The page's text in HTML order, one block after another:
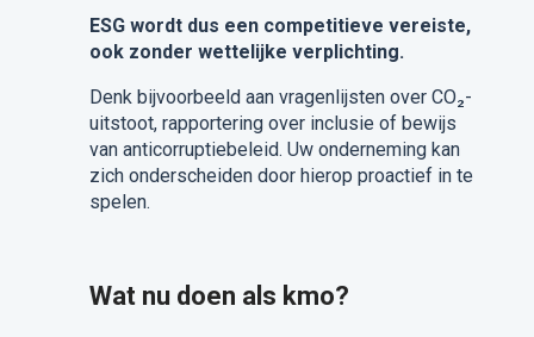
ESG wordt dus een competitieve vereiste,
ook zonder wettelijke verplichting.
Denk bijvoorbeeld aan vragenlijsten over CO₂-
uitstoot, rapportering over inclusie of bewijs
van anticorruptiebeleid. Uw onderneming kan
zich onderscheiden door hierop proactief in te
spelen.
Wat nu doen als kmo?